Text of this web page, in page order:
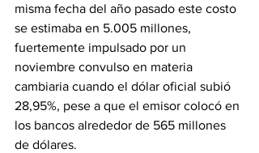
misma fecha del año pasado este costo
se estimaba en 5.005 millones,
fuertemente impulsado por un
noviembre convulso en materia
cambiaria cuando el dólar oficial subió
28,95%, pese a que el emisor colocó en
los bancos alrededor de 565 millones
de dólares.